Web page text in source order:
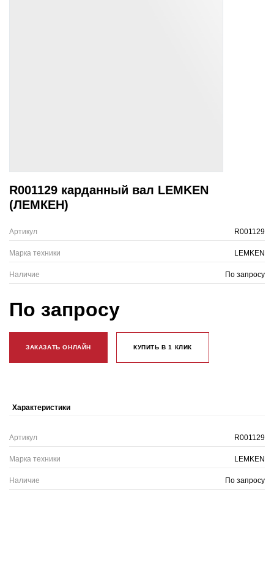
R001129 карданный вал LEMKEN
(ЛЕМКЕН)
Артикул R001129
Марка техники LEMKEN
Наличие По запросу
По запросу
ЗАКАЗАТЬ ОНЛАЙН КУПИТЬ В 1 КЛИК
Характеристики
Артикул R001129
Марка техники LEMKEN
Наличие По запросу